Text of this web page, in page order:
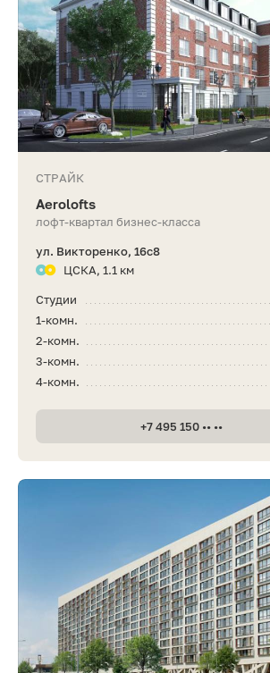
СТРАЙК
Aerolofts
лофт-квартал бизнес-класса
ул. Викторенко, 16с8
ЦСКА, 1.1 км
Студии
1-комн.
2-комн.
3-комн.
4-комн.
+7 495 150 •• ••